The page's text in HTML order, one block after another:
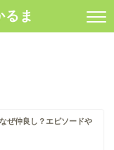
るま
ぜ仲良し？エピソードや